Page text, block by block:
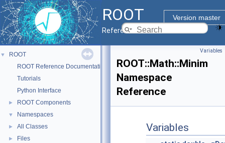
ROOT
Version master
Reference Guide
▼
ROOT
ROOT Reference Documentation
Tutorials
Python Interface
► ROOT Components
▼ Namespaces
► All Classes
►
Files
Variables
ROOT::Math::Minim
Namespace
Reference
Variables